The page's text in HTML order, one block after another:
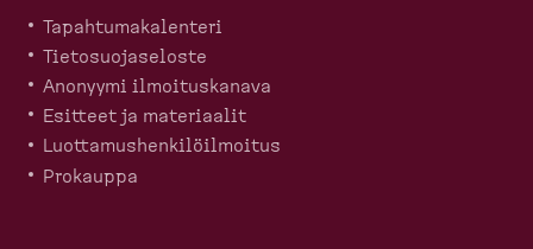
Tapahtu­ma­ka­lenteri
Tietosuo­ja­seloste
Anonyymi ilmoitus­kanava
Esitteet ja materiaalit
Luotta­mus­hen­ki­löil­moitus
Prokauppa